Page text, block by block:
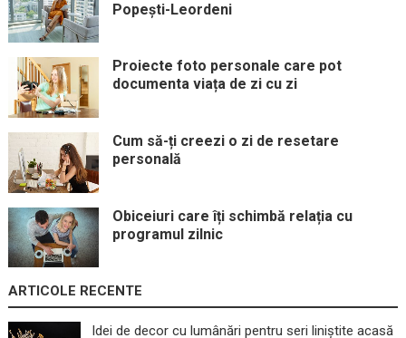
Popești-Leordeni
Proiecte foto personale care pot
documenta viața de zi cu zi
Cum să-ți creezi o zi de resetare
personală
Obiceiuri care îți schimbă relația cu
programul zilnic
ARTICOLE RECENTE
Idei de decor cu lumânări pentru seri liniștite acasă